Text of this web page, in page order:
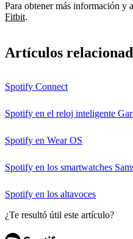
Para obtener más información y
Fitbit.
Artículos
Spotify Connect
Spotify en el reloj inteligente
Spotify en Wear OS
Spotify en los smartwatches
Spotify en los altavoces
¿Te resultó útil este artículo?